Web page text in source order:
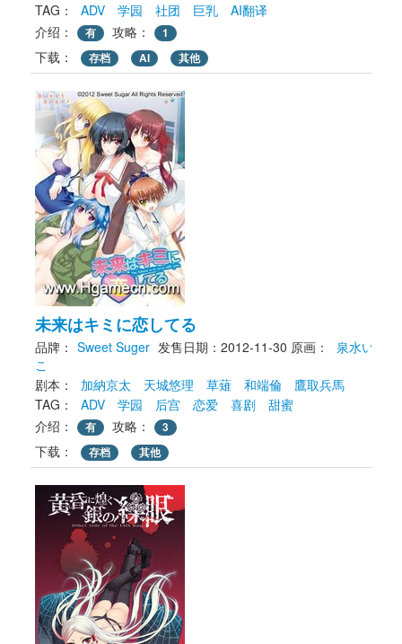
TAG：
ADV 学园 社团 巨乳
AI翻译
介绍：
有 攻略： 1
下载： 存档 AI 其他
未来はキミに恋してる
品牌： Sweet Suger 发售日期：2012-11-30 原画：
泉水い
こ
剧本：
加納京太 天城悠理 草薙 和端倫
鷹取兵馬
TAG：
ADV 学园 后宫 恋爱 喜剧
甜蜜
介绍：
有 攻略： 3
下载： 存档 其他